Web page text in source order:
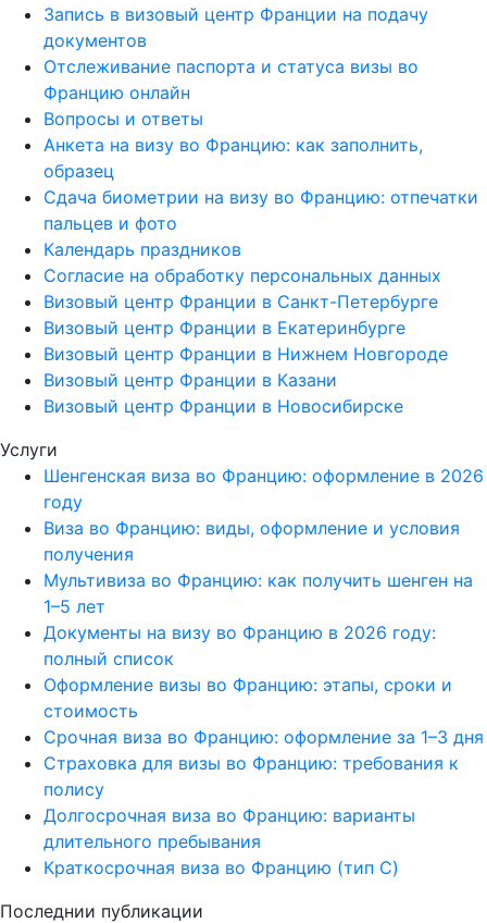
Запись в визовый центр Франции на подачу
документов
Отслеживание паспорта и статуса визы во
Францию онлайн
Вопросы и ответы
Анкета на визу во Францию: как заполнить,
образец
Сдача биометрии на визу во Францию: отпечатки
пальцев и фото
Календарь праздников
Согласие на обработку персональных данных
Визовый центр Франции в Санкт-Петербурге
Визовый центр Франции в Екатеринбурге
Визовый центр Франции в Нижнем Новгороде
Визовый центр Франции в Казани
Визовый центр Франции в Новосибирске
Услуги
Шенгенская виза во Францию: оформление в 2026
году
Виза во Францию: виды, оформление и условия
получения
Мультивиза во Францию: как получить шенген на
1–5 лет
Документы на визу во Францию в 2026 году:
полный список
Оформление визы во Францию: этапы, сроки и
стоимость
Срочная виза во Францию: оформление за 1–3 дня
Страховка для визы во Францию: требования к
полису
Долгосрочная виза во Францию: варианты
длительного пребывания
Краткосрочная виза во Францию (тип C)
Последнии публикации